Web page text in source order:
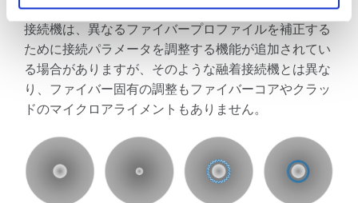
能の低下の影響を受けやすい。コアアライメント融着
接続機は、異なるファイバープロファイルを補正する
ために接続パラメータを調整する機能が追加されてい
る場合がありますが、そのような融着接続機とは異な
り、ファイバー固有の調整もファイバーコアやクラッ
ドのマイクロアライメントもありません。